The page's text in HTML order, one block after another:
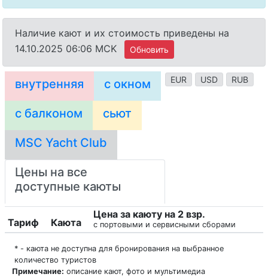
Наличие кают и их стоимость приведены на
14.10.2025 06:06 MCK
Обновить
EUR USD RUB
внутренняя с окном
с балконом сьют
MSC Yacht Club
Цены на все
доступные каюты
Тариф Каюта
Цена за каюту на 2 взр.
с портовыми и сервисными сборами
* - каюта не доступна для бронирования на выбранное
количество туристов
Примечание: описание кают, фото и мультимедиа